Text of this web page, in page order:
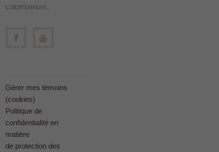
columbarium.
Gérer mes témoins
(cookies)
Politique de
confidentialité en
matière
de protection des